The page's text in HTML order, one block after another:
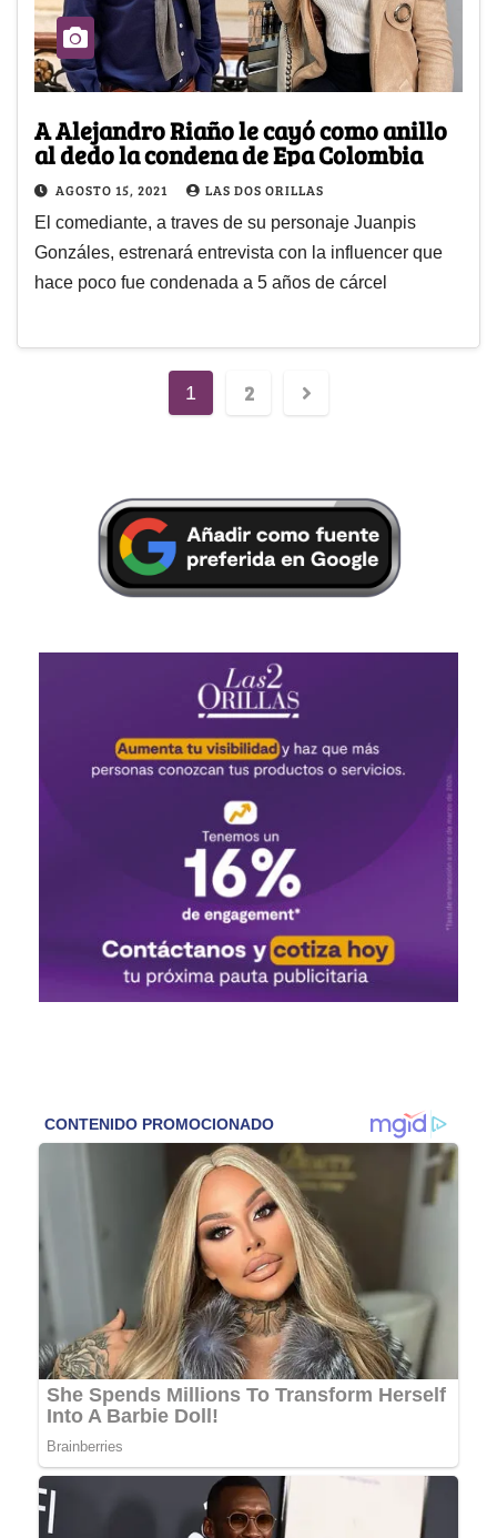
A Alejandro Riaño le cayó como anillo
al dedo la condena de Epa Colombia
AGOSTO 15, 2021 LAS DOS ORILLAS
El comediante, a traves de su personaje Juanpis
Gonzáles, estrenará entrevista con la influencer que
hace poco fue condenada a 5 años de cárcel
1 2